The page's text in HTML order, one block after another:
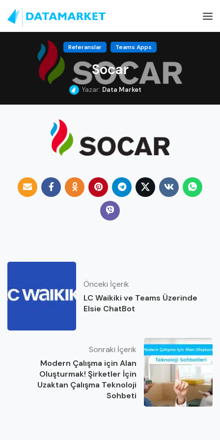
Referanslar Teams Apps
Socar
Yazar: Data Market
Önceki İçerik
LC Waikiki ve Teams Üzerinde
Elsie ChatBot
Sonraki İçerik
Modern Çalışma için Alan
Oluşturmak! Şirketler İçin
Uzaktan Çalışma Teknoloji
Sohbeti